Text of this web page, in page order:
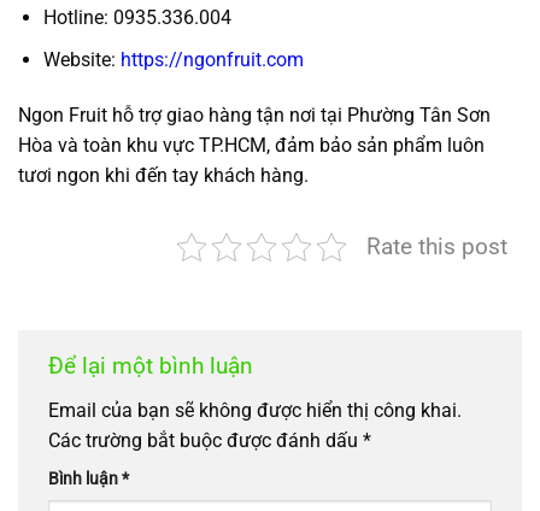
Hotline: 0935.336.004
Website: https://ngonfruit.com
Ngon Fruit hỗ trợ giao hàng tận nơi tại Phường Tân Sơn
Hòa và toàn khu vực TP.HCM, đảm bảo sản phẩm luôn
tươi ngon khi đến tay khách hàng.
Rate this post
Để lại một bình luận
Email của bạn sẽ không được hiển thị công khai.
Các trường bắt buộc được đánh dấu *
Bình luận*